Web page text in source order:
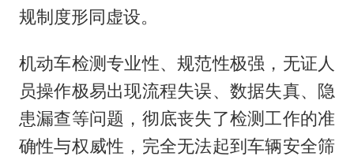
规制度形同虚设。
机动车检测专业性、规范性极强，无证人
员操作极易出现流程失误、数据失真、隐
患漏查等问题，彻底丧失了检测工作的准
确性与权威性，完全无法起到车辆安全筛